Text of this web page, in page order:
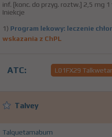
inf. [konc. do przyg. roztw.] 2,5 mg
Iniekcje
1) Program lekowy: leczenie
wskazania z ChPL
ATC: L01FX29
Talvey
Talquetamabum